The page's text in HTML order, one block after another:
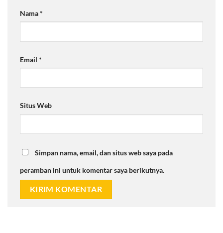
Nama*
Email *
Situs Web
Simpan nama, email, dan situs web saya pada
peramban ini untuk komentar saya berikutnya.